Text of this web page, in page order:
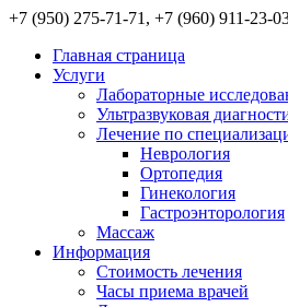
+7 (950) 275-71-71, +7 (960) 911-23-
Главная страница
Услуги
Лабораторные
Ультразвуковая
Лечение по
Неврология
Ортопедия
Гинекология
Гастроэнторология
Массаж
Информация
Стоимость лечения
Часы приема врачей